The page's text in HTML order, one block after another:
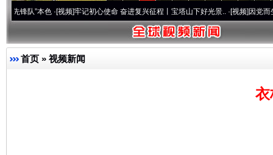
·[视频]牢记初心使命 奋进复兴征程丨宝塔山下好光景..·[视频]因党而生 为党而
首页 » 视频新闻
衣